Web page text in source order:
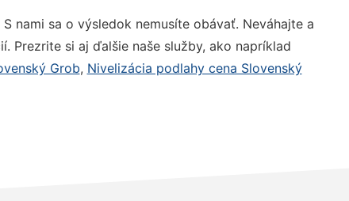
S nami sa o výsledok nemusíte obávať. Neváhajte a
Prezrite si aj ďalšie naše služby, ako napríklad
Grob, Nivelizácia podlahy cena Slovenský